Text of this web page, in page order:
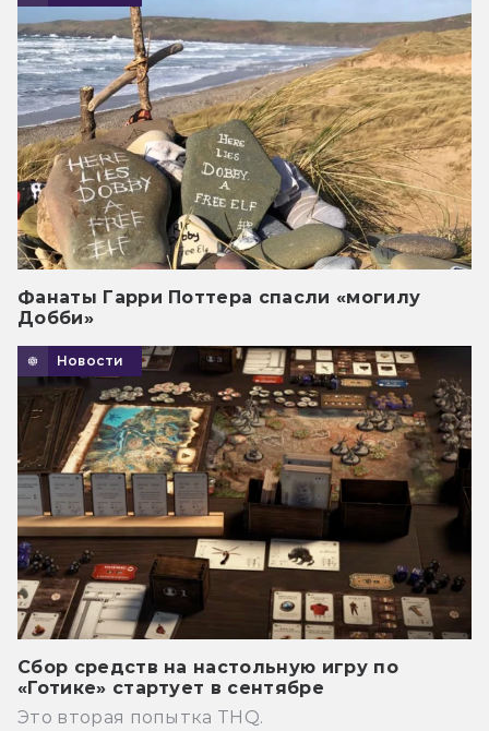
Фанаты Гарри Поттера спасли «могилу
Добби»
Новости
Сбор средств на настольную игру по
«Готике» стартует в сентябре
Это вторая попытка THQ.